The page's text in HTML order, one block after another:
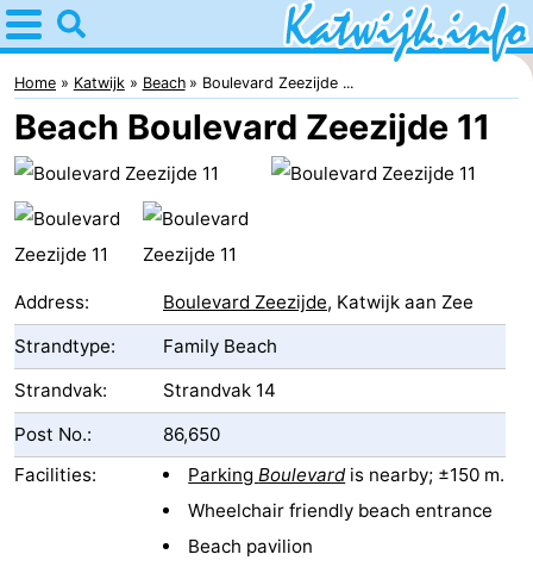
Home
Katwijk
Tips
For
Spend
the
night
Apartments
Campsites
Cottages
-
Home Katwijk Beach Boulevard Zeezijde ...
Beach Boulevard Zeezijde 11
Address: Boulevard Zeezijde, Katwijk aan Zee
Strandtype:
Family Beach
Strandvak:
Strandvak 14
Post No.:
86,650
Facilities:
ParkingBoulevardis nearby; ±150 m.
Wheelchair friendly beach entrance
Beach pavilion